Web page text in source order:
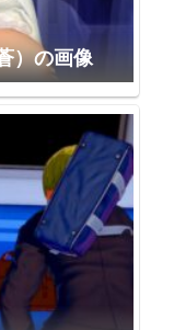
）の画像